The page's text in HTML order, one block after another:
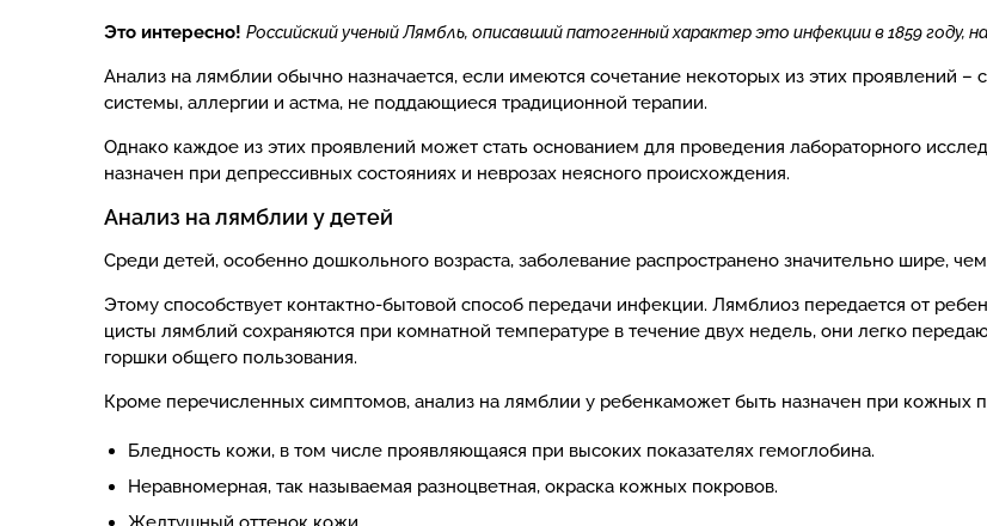
Это интересно! Российский ученый Лямбль, описавший патогенный характер это инфекции в 1859 году,
Анализ на лямблии обычно назначается, если имеются сочетание некоторых из этих проявлений
системы, аллергии и астма, не поддающиеся традиционной терапии.
Однако каждое из этих проявлений может стать основанием для проведения лабораторного
назначен при депрессивных состояниях и неврозах неясного происхождения.
Анализ на лямблии у детей
Среди детей, особенно дошкольного возраста, заболевание распространено значительно шире,
Этому способствует контактно-бытовой способ передачи инфекции. Лямблиоз передается от
цисты лямблий сохраняются при комнатной температуре в течение двух недель, они легко
горшки общего пользования.
Кроме перечисленных симптомов, анализ на лямблии у ребенкаможет быть назначен при кожных
Бледность кожи, в том числе проявляющаяся при высоких показателях гемоглобина.
Неравномерная, так называемая разноцветная, окраска кожных покровов.